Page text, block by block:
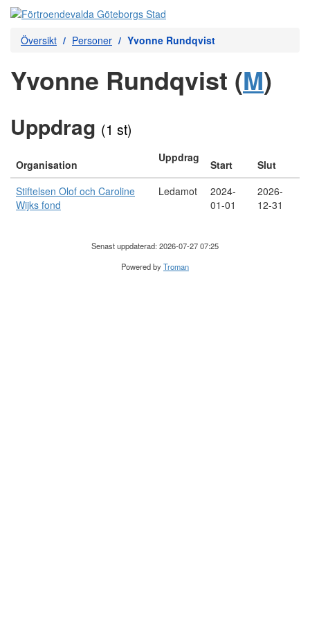
Översikt Personer Yvonne Rundqvist
Yvonne Rundqvist (M)
Uppdrag (1 st)
Organisation
Uppdrag
Start
Slut
Stiftelsen Olof och Caroline
Wijks fond
Ledamot
2024-
01-01
2026-
12-31
Senast uppdaterad: 2026-07-27 07:25
Powered byTroman